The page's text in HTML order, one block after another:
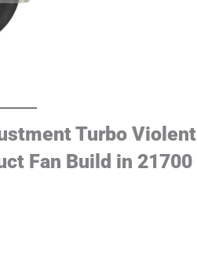
Turbo Violent
Fan Build in 21700